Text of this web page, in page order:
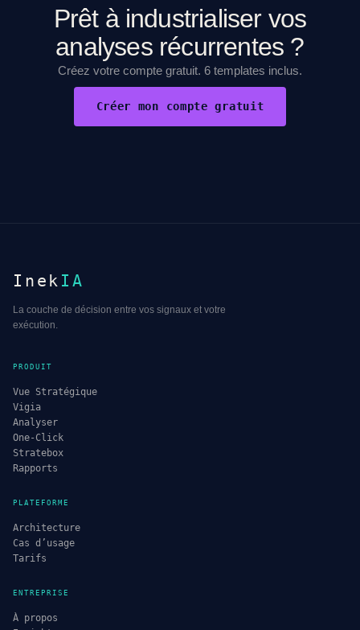
Prêt à industrialiser vos
analyses récurrentes ?
Créez votre compte gratuit. 6 templates inclus.
Créer mon compte gratuit
Inek IA
La couche de décision entre vos signaux et votre
exécution.
PRODUIT
Vue Stratégique
Vigia
Analyser
One-Click
Stratebox
Rapports
PLATEFORME
Architecture
Cas d’usage
Tarifs
ENTREPRISE
À propos